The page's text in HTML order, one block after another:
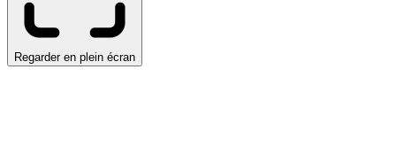
Regarder en plein écran